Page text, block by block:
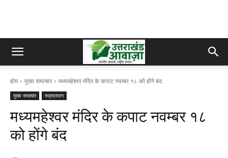
होम मुख्य समाचार मध्यमहेश्वर मंदिर के कपाट नवम्बर १८ को होंगे बंद
मुख्य समाचार रुद्रप्रयाग
मध्यमहेश्वर मंदिर के कपाट नवम्बर १८
को होंगे बंद